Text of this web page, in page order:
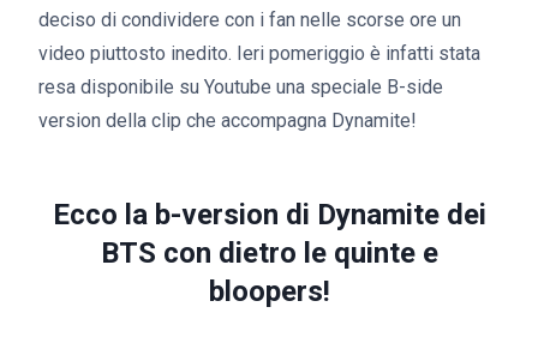
deciso di condividere con i fan nelle scorse ore un
video piuttosto inedito. Ieri pomeriggio è infatti stata
resa disponibile su Youtube una speciale B-side
version della clip che accompagna Dynamite!
Ecco la b-version di Dynamite dei
BTS con dietro le quinte e
bloopers!